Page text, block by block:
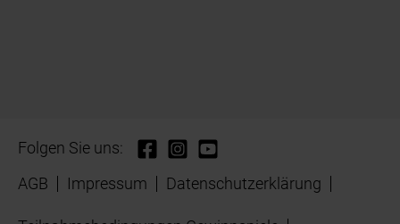
Folgen Sie uns:
AGB
Impressum Datenschutzerklärung